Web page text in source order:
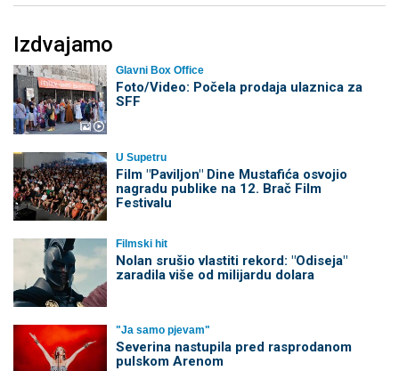
Izdvajamo
Glavni Box Office
Foto/Video: Počela prodaja ulaznica za
SFF
U Supetru
Film "Paviljon" Dine Mustafića osvojio
nagradu publike na 12. Brač Film
Festivalu
Filmski hit
Nolan srušio vlastiti rekord: "Odiseja"
zaradila više od milijardu dolara
"Ja samo pjevam"
Severina nastupila pred rasprodanom
pulskom Arenom